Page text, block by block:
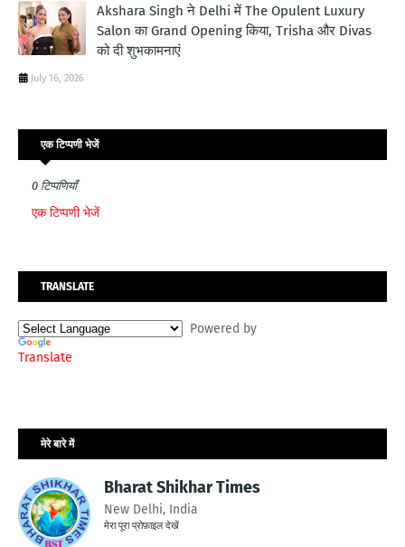
Akshara Singh ने Delhi में The Opulent Luxury
Salon का Grand Opening किया, Trisha और Divas
को दी शुभकामनाएं
July 16, 2026
एक टिप्पणी भेजें
0 टिप्पणियाँ
एक टिप्पणी भेजें
TRANSLATE
Powered by
Translate
मेरे बारे में
Bharat Shikhar Times
New Delhi, India
मेरा पूरा प्रोफ़ाइल देखें